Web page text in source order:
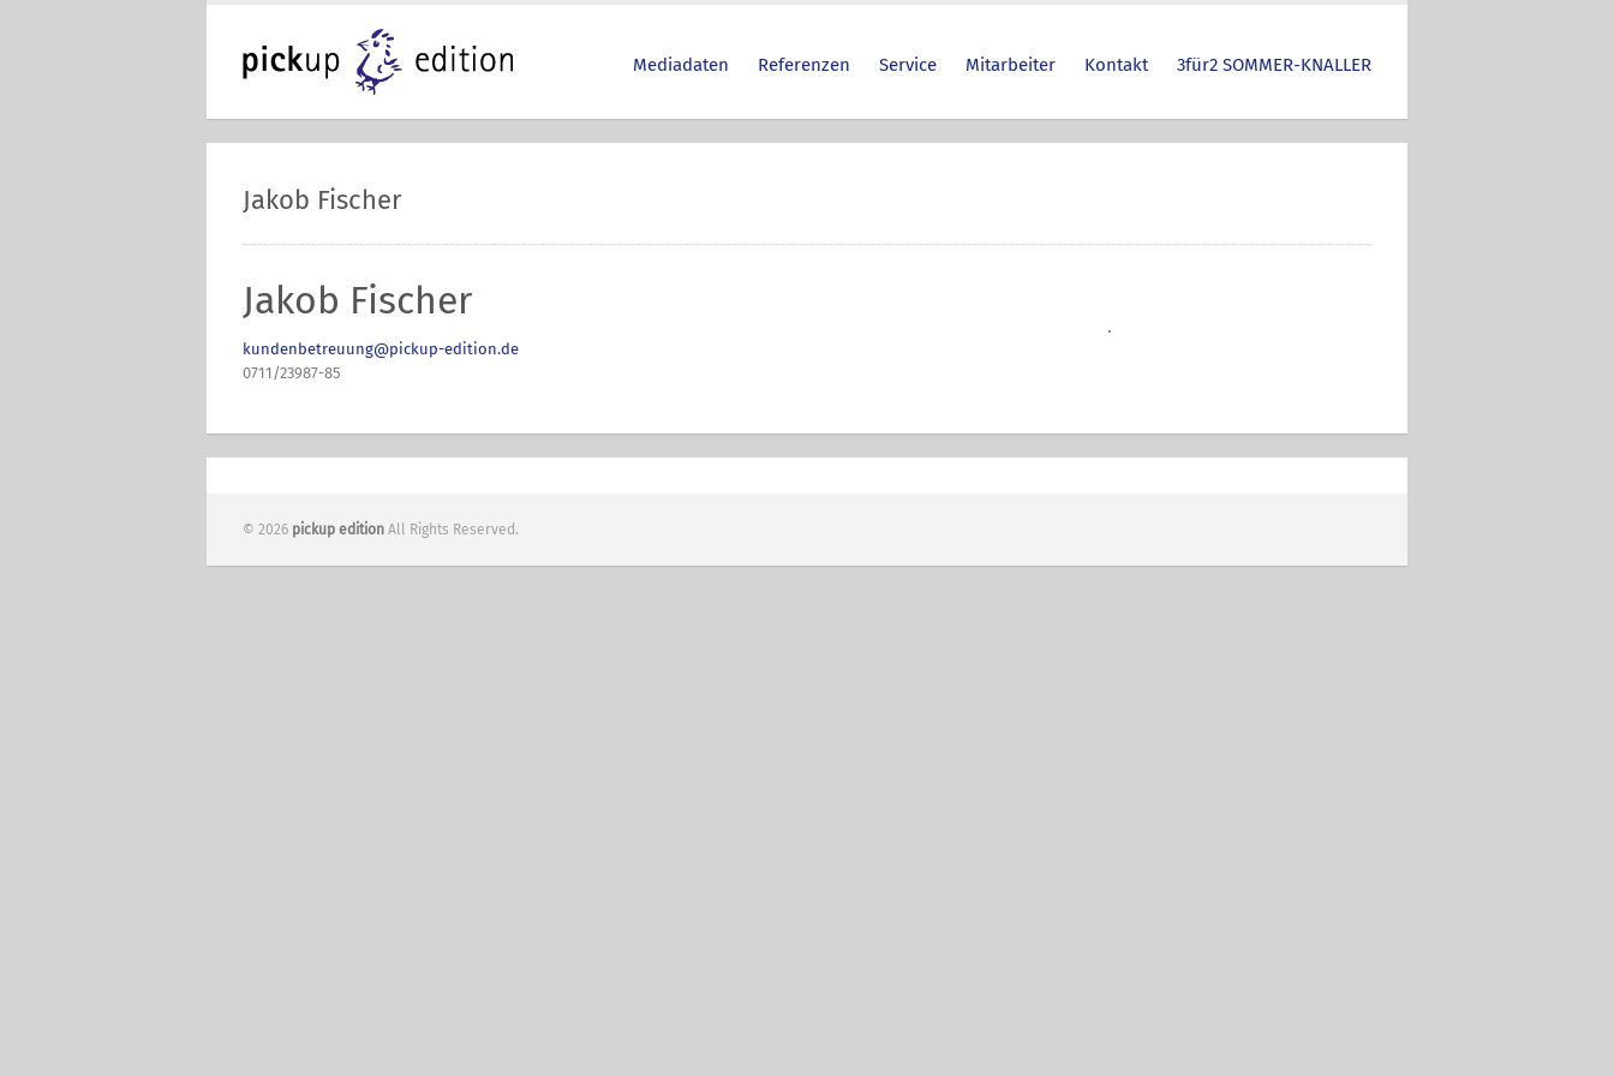
Mediadaten Referenzen Service Mitarbeiter Kontakt 3für2 SOMMER-KNALLER
Jakob Fischer
Jakob Fischer
kundenbetreuung@pickup-edition.de
0711/23987-85
.
© 2026 pickup edition All Rights Reserved.